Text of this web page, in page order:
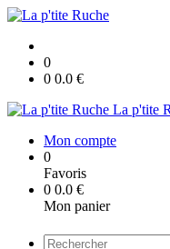
0
0 0.0 €
La p'tite
Mon compte
0
Favoris
0 0.0 €
Mon panier